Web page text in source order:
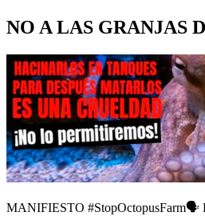
NO A LAS GRANJAS
MANIFIESTO #StopOctopusFarm🗣️